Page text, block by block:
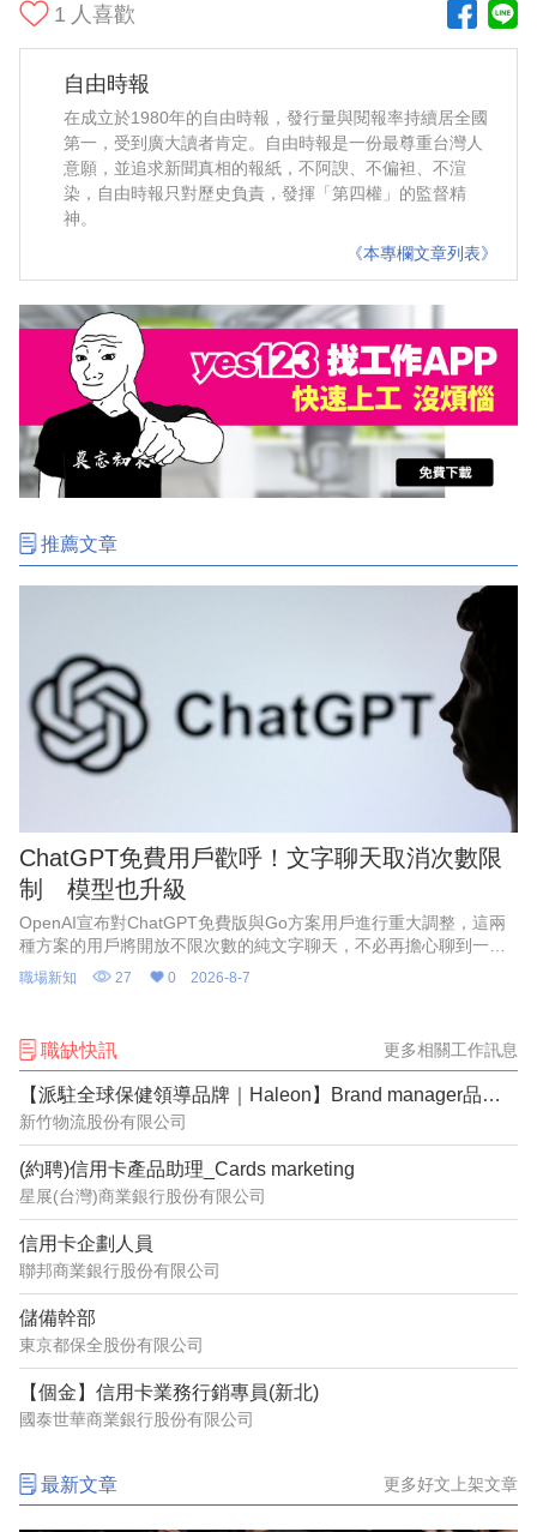
1 人喜歡
自由時報
在成立於1980年的自由時報，發行量與閱報率持續居全國
第一，受到廣大讀者肯定。自由時報是一份最尊重台灣人
意願，並追求新聞真相的報紙，不阿諛、不偏袒、不渲
染，自由時報只對歷史負責，發揮「第四權」的監督精
神。
《本專欄文章列表》
推薦文章
ChatGPT免費用戶歡呼！文字聊天取消次數限
制 模型也升級
OpenAI宣布對ChatGPT免費版與Go方案用戶進行重大調整，這兩
種方案的用戶將開放不限次數的純文字聊天，不必再擔心聊到一半
被限制使用。
職場新知 27 0 2026-8-7
職缺快訊 更多相關工作訊息
【派駐全球保健領導品牌｜Haleon】Brand manager品牌經理_Caltrate挺立
新竹物流股份有限公司
(約聘)信用卡產品助理_Cards marketing
星展(台灣)商業銀行股份有限公司
信用卡企劃人員
聯邦商業銀行股份有限公司
儲備幹部
東京都保全股份有限公司
【個金】信用卡業務行銷專員(新北)
國泰世華商業銀行股份有限公司
最新文章 更多好文上架文章